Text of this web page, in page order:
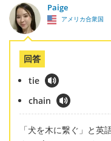
Paige
アメリカ合衆国
回答
tie
chain
「犬を木に繋ぐ」と英